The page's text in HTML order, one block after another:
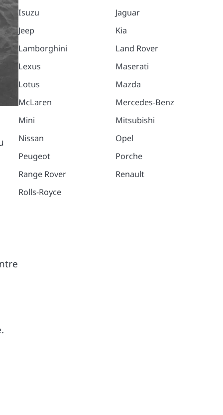
Isuzu
Jeep
Lamborghini
Lexus
Lotus
McLaren
Mini
Nissan
Peugeot
Range Rover
Rolls-Royce
Jaguar
Kia
Land Rover
Maserati
Mazda
Mercedes-Benz
Mitsubishi
Opel
Porche
Renault